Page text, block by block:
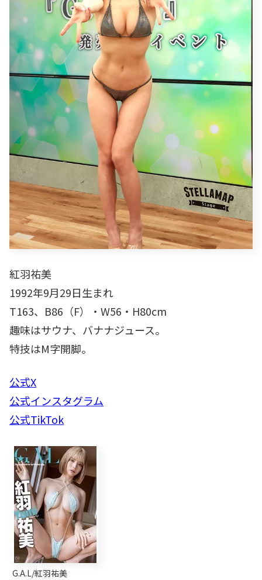
紅羽祐美
1992年9月29日生まれ
T163、B86（F）・W56・H80cm
趣味はサウナ、バナナジュース。
特技はM字開脚。
公式X
公式インスタグラム
公式TikTok
G.A.L/紅羽祐美